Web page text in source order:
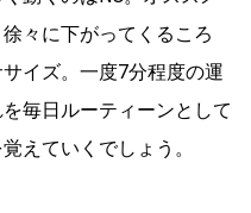
々に下がってくるころ
イズ。一度7分程度の運
毎日ルーティーンとして
えていくでしょう。